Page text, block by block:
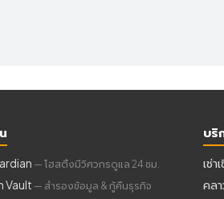
— โฮสติ้งมีวิศวกรดูแล 24 ชม.
Vault — สำรองข้อมูล & กู้คืนธุรกิจ
บริ
เช่า
คล